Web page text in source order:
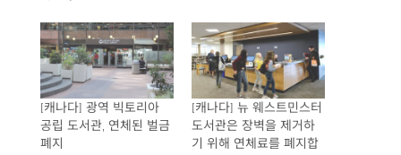
[캐나다] 광역 빅토리아
공립 도서관, 연체된 벌금
폐지
[캐나다] 뉴 웨스트민스터
도서관은 장벽을 제거하
기 위해 연체료를 폐지합